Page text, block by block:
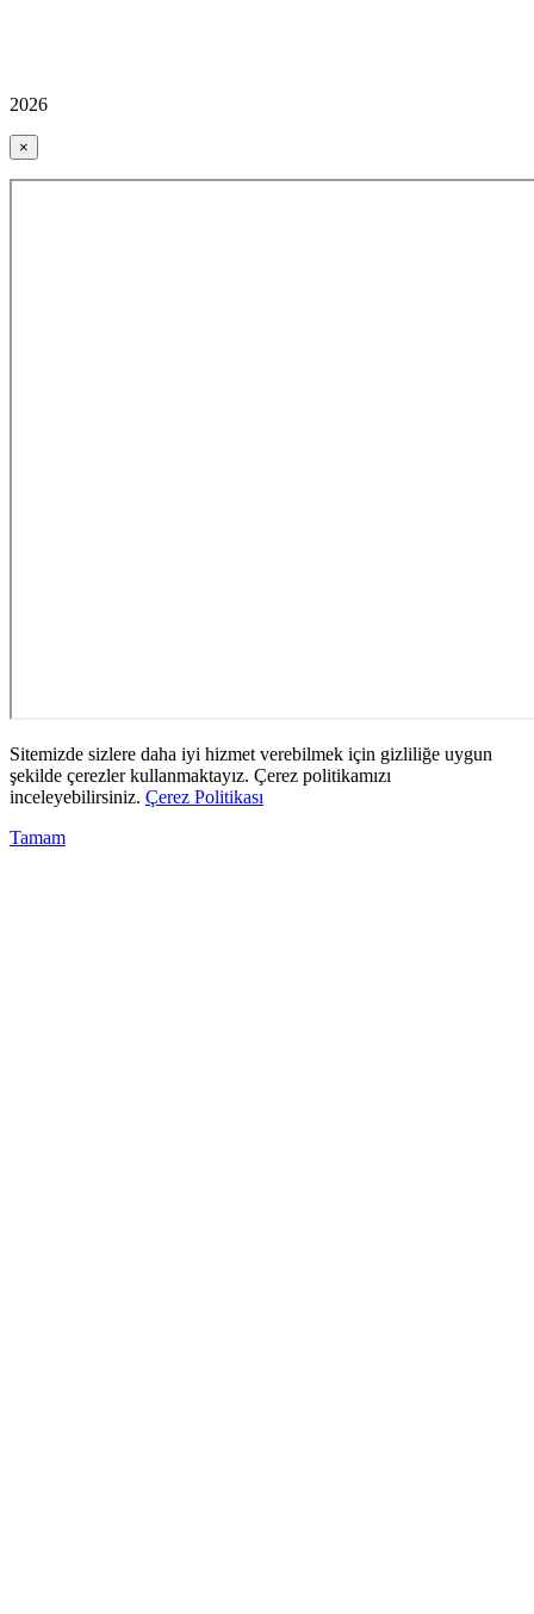
2026
×
Sitemizde sizlere daha iyi hizmet verebilmek için gizliliğe uygun
şekilde çerezler kullanmaktayız. Çerez politikamızı
inceleyebilirsiniz. Çerez Politikası
Tamam